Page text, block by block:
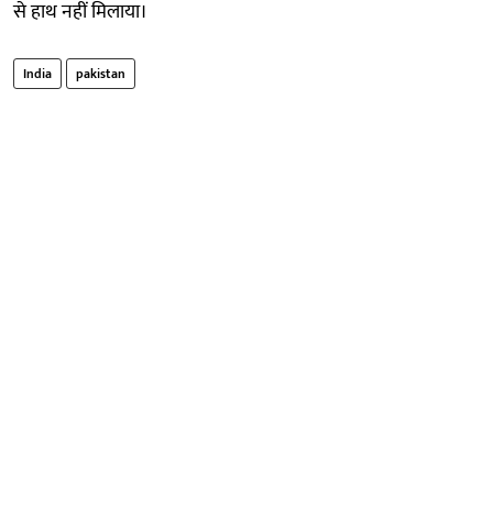
से हाथ नहीं मिलाया।
India pakistan